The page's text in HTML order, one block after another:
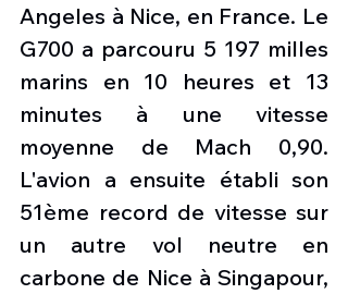
Angeles à Nice, en France. Le
G700 a parcouru 5 197 milles
marins en 10 heures et 13
minutes à une vitesse
moyenne de Mach 0,90.
L'avion a ensuite établi son
51ème record de vitesse sur
un autre vol neutre en
carbone de Nice à Singapour,